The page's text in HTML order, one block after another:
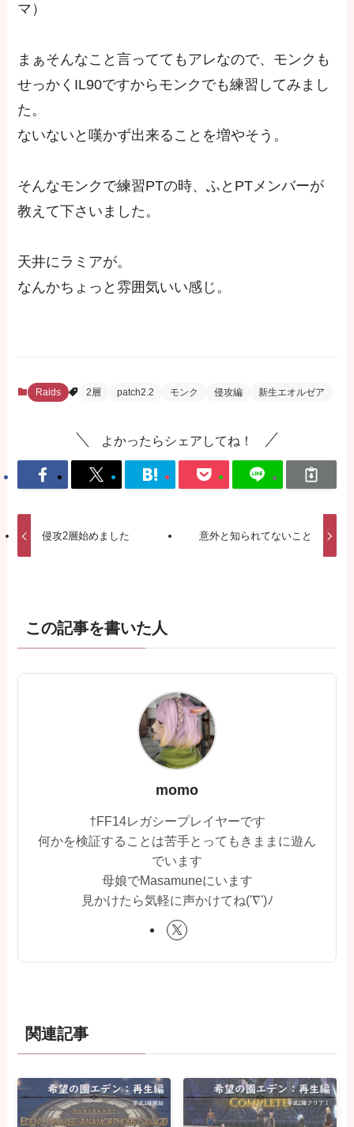
マ）
まぁそんなこと言っててもアレなので、モンクも
せっかくIL90ですからモンクでも練習してみまし
た。
ないないと嘆かず出来ることを増やそう。
そんなモンクで練習PTの時、ふとPTメンバーが
教えて下さいました。
天井にラミアが。
なんかちょっと雰囲気いい感じ。
Raids 2層 patch2.2 モンク 侵攻編 新生エオルゼア
よかったらシェアしてね！
侵攻2層始めました 意外と知られてないこと
この記事を書いた人
momo
†FF14レガシープレイヤーです
何かを検証することは苦手とってもきままに遊ん
でいます
母娘でMasamuneにいます
見かけたら気軽に声かけてね('∇')ﾉ
関連記事